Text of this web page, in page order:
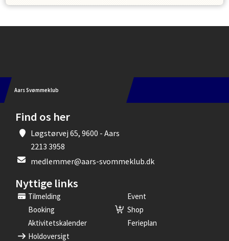
Aars Svømmeklub
Find os her
Løgstørvej 65, 9600 - Aars
2213 3958
medlemmer@aars-svommeklub.dk
Nyttige links
Tilmelding
Event
Booking
Shop
Aktivitetskalender
Ferieplan
Holdoversigt